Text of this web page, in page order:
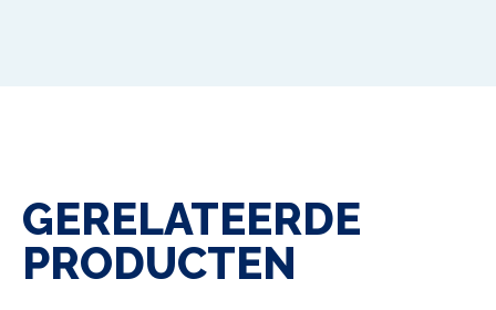
GERELATEERDE
PRODUCTEN